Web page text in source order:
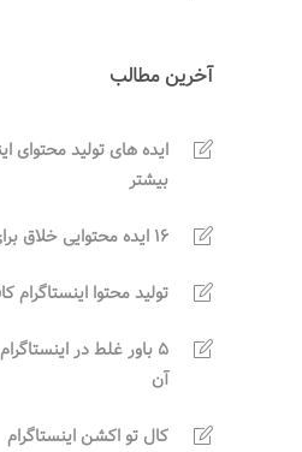
آخرین مطالب
ایده های تولید محتوای
بیشتر
16 ایده محتوایی خلاق برای اینستاگرام
تولید محتوا اینستاگرام
5 باور غلط در
آن
کال تو اکشن اینستاگرام